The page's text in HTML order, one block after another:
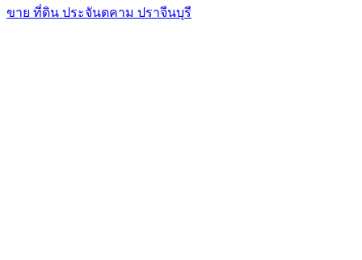
ขาย ที่ดิน ประจันตคาม ปราจีนบุรี